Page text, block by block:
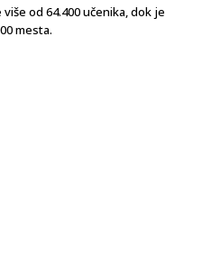
od 64.400 učenika, dok je
mesta.